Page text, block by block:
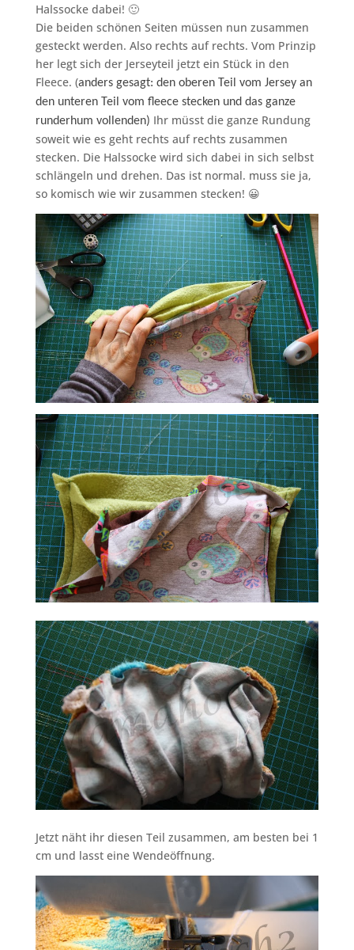
Halssocke dabei! 🙂
Die beiden schönen Seiten müssen nun zusammen
gesteckt werden. Also rechts auf rechts. Vom Prinzip
her legt sich der Jerseyteil jetzt ein Stück in den
Fleece. (anders gesagt: den oberen Teil vom Jersey an
den unteren Teil vom fleece stecken und das ganze
runderhum vollenden) Ihr müsst die ganze Rundung
soweit wie es geht rechts auf rechts zusammen
stecken. Die Halssocke wird sich dabei in sich selbst
schlängeln und drehen. Das ist normal. muss sie ja,
so komisch wie wir zusammen stecken! 😀
Jetzt näht ihr diesen Teil zusammen, am besten bei 1
cm und lasst eine Wendeöffnung.